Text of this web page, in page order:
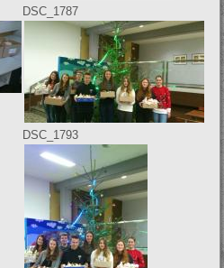
DSC_1787
DSC_1793